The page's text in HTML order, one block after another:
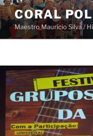
Saltar
para
o
conteúdo
CORAL
Maestro Maurício Silva /